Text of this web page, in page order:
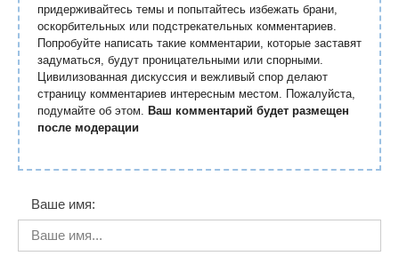
придерживайтесь темы и попытайтесь избежать брани,
оскорбительных или подстрекательных комментариев.
Попробуйте написать такие комментарии, которые заставят
задуматься, будут проницательными или спорными.
Цивилизованная дискуссия и вежливый спор делают
страницу комментариев интересным местом. Пожалуйста,
подумайте об этом. Ваш комментарий будет размещен
после модерации
Ваше имя: